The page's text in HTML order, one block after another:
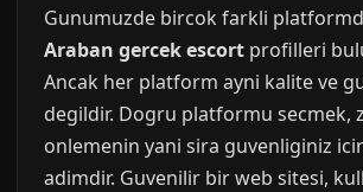
Gunumuzde bircok farkli
Araban gercek escort profilleri
Ancak her platform ayni kalite ve
degildir. Dogru platformu secmek,
onlemenin yani sira guvenliginiz
adimdir. Guvenilir bir web sitesi,